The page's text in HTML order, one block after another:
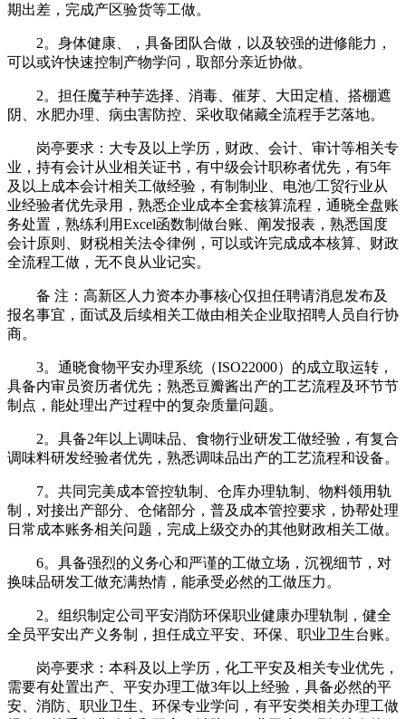
期出差，完成产区验货等工做。
2。身体健康、，具备团队合做，以及较强的进修能力，
可以或许快速控制产物学问，取部分亲近协做。
2。担任魔芋种芋选择、消毒、催芽、大田定植、搭棚遮
阴、水肥办理、病虫害防控、采收取储藏全流程手艺落地。
岗亭要求：大专及以上学历，财政、会计、审计等相关专
业，持有会计从业相关证书，有中级会计职称者优先，有5年
及以上成本会计相关工做经验，有制制业、电池/工贸行业从
业经验者优先录用，熟悉企业成本全套核算流程，通晓全盘账
务处置，熟练利用Excel函数制做台账、阐发报表，熟悉国度
会计原则、财税相关法令律例，可以或许完成成本核算、财政
全流程工做，无不良从业记实。
备 注：高新区人力资本办事核心仅担任聘请消息发布及
报名事宜，面试及后续相关工做由相关企业取招聘人员自行协
商。
3。通晓食物平安办理系统（ISO22000）的成立取运转，
具备内审员资历者优先；熟悉豆瓣酱出产的工艺流程及环节节
制点，能处理出产过程中的复杂质量问题。
2。具备2年以上调味品、食物行业研发工做经验，有复合
调味料研发经验者优先，熟悉调味品出产的工艺流程和设备。
7。共同完美成本管控轨制、仓库办理轨制、物料领用轨
制，对接出产部分、仓储部分，普及成本管控要求，协帮处理
日常成本账务相关问题，完成上级交办的其他财政相关工做。
6。具备强烈的义务心和严谨的工做立场，沉视细节，对
换味品研发工做充满热情，能承受必然的工做压力。
2。组织制定公司平安消防环保职业健康办理轨制，健全
全员平安出产义务制，担任成立平安、环保、职业卫生台账。
岗亭要求：本科及以上学历，化工平安及相关专业优先，
需要有处置出产、平安办理工做3年以上经验，具备必然的平
安、消防、职业卫生、环保专业学问，有平安类相关办理工做